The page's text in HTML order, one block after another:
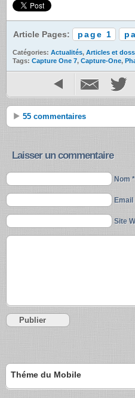
Article Pages: page 1
Catégories: Actualités, Articles et
Tags: Capture One 7, Capture-One,
55 commentaires
Laisser un commentaire
Nom *
Site
Théme du Mobile